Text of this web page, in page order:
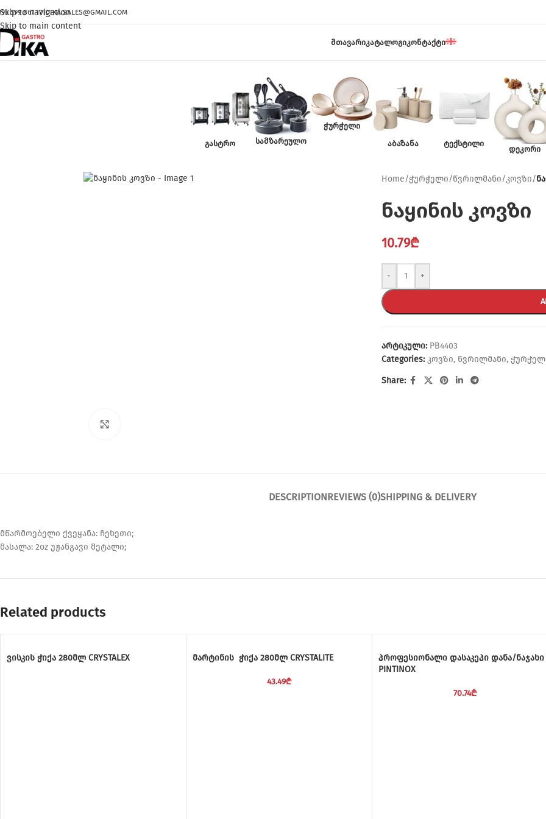
Skip to navigation
Skip to main content
599 867 171DIKA.SALES@GMAIL.COM
ᲛᲗᲐᲕᲐᲠᲘᲙᲐᲢᲐᲚᲝᲒᲘᲙᲝᲜᲢᲐᲥᲢᲘ
ᲒᲐᲡᲢᲠᲝ ᲡᲐᲛᲖᲐᲠᲔᲣᲚᲝ
ᲭᲣᲠᲭᲔᲚᲘ
ᲐᲑᲐᲖᲐᲜᲐ
ᲢᲔᲥᲡᲢᲘᲚᲘ
ᲓᲔᲙᲝᲠᲘ
Home/ჭურჭელი/წვრილმანი/კოვზი/
ნაყინის კოვზი
10.79₾
- +
არტიკული: PB4403
Categories: კოვზი, წვრილმანი,
Share:
DESCRIPTIONREVIEWS (0)SHIPPING & DELIVERY
მწარმოებელი ქვეყანა: ჩეხეთი;
მასალა: 2oz უჟანგავი მეტალი;
Related products
ვისკის ჭიქა 280მლ CRYSTALEX მარტინის ჭიქა 280მლ CRYSTALITE
43.49₾
პროფესიონალი დასაკეპი დანა/ნაჯახი
PINTINOX
70.74₾